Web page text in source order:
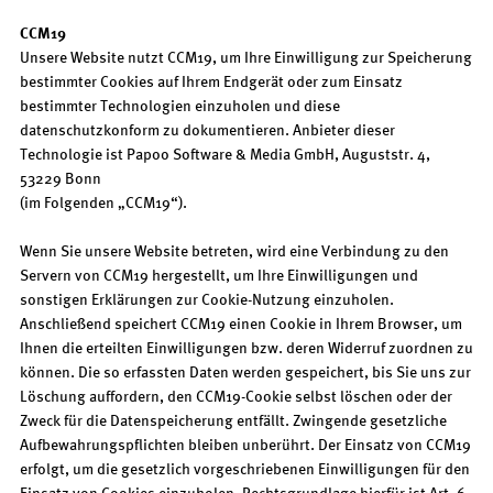
CCM19
Unsere Website nutzt CCM19, um Ihre Einwilligung zur Speicherung
bestimmter Cookies auf Ihrem Endgerät oder zum Einsatz
bestimmter Technologien einzuholen und diese
datenschutzkonform zu dokumentieren. Anbieter dieser
Technologie ist Papoo Software & Media GmbH, Auguststr. 4,
53229 Bonn
(im Folgenden „CCM19“).
Wenn Sie unsere Website betreten, wird eine Verbindung zu den
Servern von CCM19 hergestellt, um Ihre Einwilligungen und
sonstigen Erklärungen zur Cookie-Nutzung einzuholen.
Anschließend speichert CCM19 einen Cookie in Ihrem Browser, um
Ihnen die erteilten Einwilligungen bzw. deren Widerruf zuordnen zu
können. Die so erfassten Daten werden gespeichert, bis Sie uns zur
Löschung auffordern, den CCM19-Cookie selbst löschen oder der
Zweck für die Datenspeicherung entfällt. Zwingende gesetzliche
Aufbewahrungspflichten bleiben unberührt. Der Einsatz von CCM19
erfolgt, um die gesetzlich vorgeschriebenen Einwilligungen für den